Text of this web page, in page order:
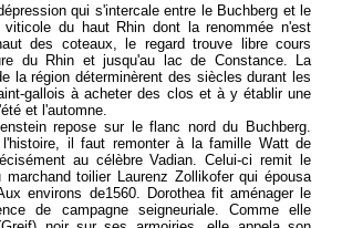
qui s'intercale entre le Buchberg et le
viticole du haut Rhin dont la renommée n'est
des coteaux, le regard trouve libre cours
du Rhin et jusqu'au lac de Constance. La
la région déterminèrent des siècles durant les
gallois à acheter des clos et à y établir une
et l'automne.
repose sur le flanc nord du Buchberg.
l'histoire, il faut remonter à la famille Watt de
au célèbre Vadian. Celui-ci remit le
toilier Laurenz Zollikofer qui épousa
environs de1560. Dorothea fit aménager le
de campagne seigneuriale. Comme elle